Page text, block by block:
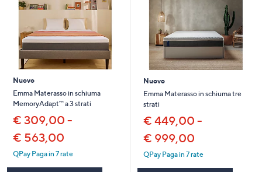
Nuovo
Emma Materasso in schiuma
MemoryAdapt™ a 3 strati
€ 309,00 -
€ 563,00
QPay Paga in 7 rate
Nuovo
Emma Materasso in schiuma tre
strati
€ 449,00 -
€ 999,00
QPay Paga in 7 rate